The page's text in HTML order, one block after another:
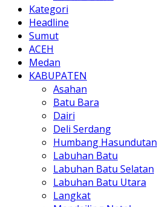
Kategori
Headline
Sumut
ACEH
Medan
KABUPATEN
Asahan
Batu Bara
Dairi
Deli Serdang
Humbang Hasundutan
Labuhan Batu
Labuhan Batu Selatan
Labuhan Batu Utara
Langkat